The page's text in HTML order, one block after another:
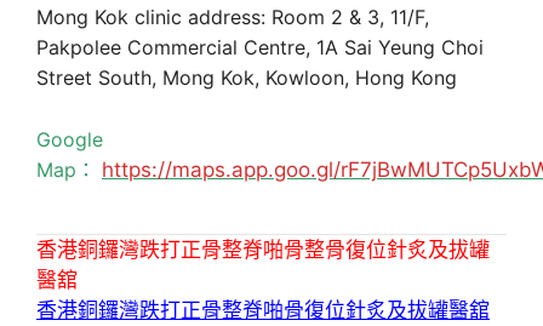
Mong Kok clinic address: Room 2 & 3, 11/F,
Pakpolee Commercial Centre, 1A Sai Yeung Choi
Street South, Mong Kok, Kowloon, Hong Kong
Google
Map： https://maps.app.goo.gl/
香港銅鑼灣跌打正骨整脊啪骨整骨復位針炙及拔罐
醫舘
香港銅鑼灣跌打正骨整脊啪骨復位針炙及拔罐醫舘